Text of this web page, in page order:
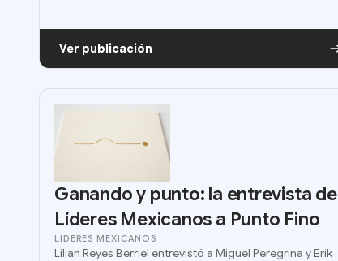
Ver publicación
Ganando y punto: la entrevista de
Líderes Mexicanos a Punto Fino
LÍDERES MEXICANOS
Lilian Reyes Berriel entrevistó a Miguel Peregrina y Erik